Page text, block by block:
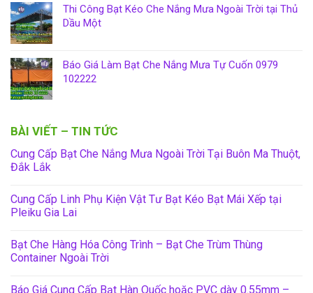
Thi Công Bạt Kéo Che Nắng Mưa Ngoài Trời tại Thủ
Dầu Một
Báo Giá Làm Bạt Che Nắng Mưa Tự Cuốn 0979
102222
BÀI VIẾT – TIN TỨC
Cung Cấp Bạt Che Nắng Mưa Ngoài Trời Tại Buôn Ma Thuột,
Đắk Lắk
Cung Cấp Linh Phụ Kiện Vật Tư Bạt Kéo Bạt Mái Xếp tại
Pleiku Gia Lai
Bạt Che Hàng Hóa Công Trình – Bạt Che Trùm Thùng
Container Ngoài Trời
Báo Giá Cung Cấp Bạt Hàn Quốc hoặc PVC dày 0.55mm –